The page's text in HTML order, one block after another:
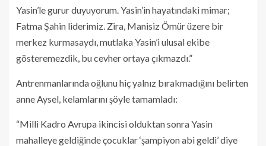
Yasin’le gurur duyuyorum. Yasin’in hayatındaki mimar;
Fatma Şahin liderimiz. Zira, Manisiz Ömür üzere bir
merkez kurmasaydı, mutlaka Yasin’i ulusal ekibe
gösteremezdik, bu cevher ortaya çıkmazdı.”
Antrenmanlarında oğlunu hiç yalnız bırakmadığını belirten
anne Aysel, kelamlarını şöyle tamamladı:
“Milli Kadro Avrupa ikincisi olduktan sonra Yasin
mahalleye geldiğinde çocuklar ‘şampiyon abi geldi’ diye